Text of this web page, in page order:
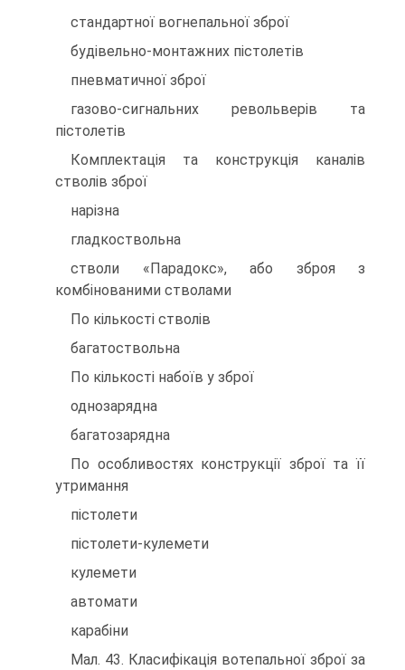
стандартної вогнепальної зброї
будівельно-монтажних пістолетів
пневматичної зброї
газово-сигнальних револьверів та
пістолетів
Комплектація та конструкція каналів
стволів зброї
нарізна
гладкоствольна
стволи «Парадокс», або зброя з
комбінованими стволами
По кількості стволів
багатоствольна
По кількості набоїв у зброї
однозарядна
багатозарядна
По особливостях конструкції зброї та її
утримання
пістолети
пістолети-кулемети
кулемети
автомати
карабіни
Мал. 43. Класифікація вотепальної зброї за